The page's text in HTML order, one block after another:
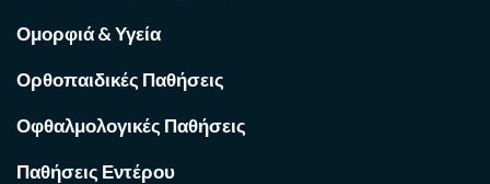
Ομορφιά & Υγεία
Ορθοπαιδικές Παθήσεις
Οφθαλμολογικές Παθήσεις
Παθήσεις Εντέρου